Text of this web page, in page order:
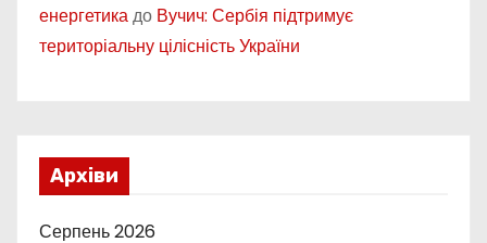
енергетикадо Вучич: Сербія підтримує
територіальну цілісність України
Архіви
Серпень 2026